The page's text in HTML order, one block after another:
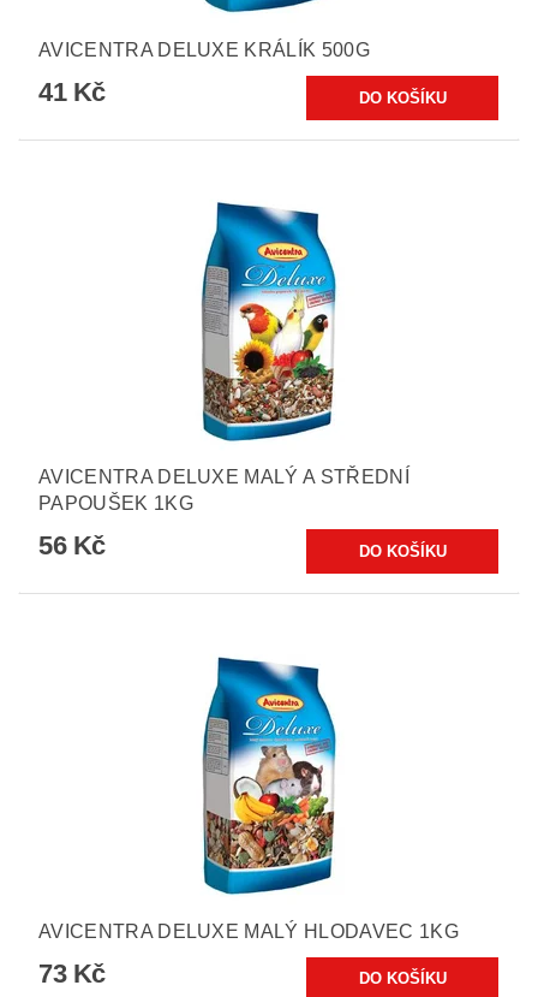
AVICENTRA DELUXE KRÁLÍK 500G
41 Kč
AVICENTRA DELUXE MALÝ A STŘEDNÍ
PAPOUŠEK 1KG
56 Kč
AVICENTRA DELUXE MALÝ HLODAVEC 1KG
73 Kč